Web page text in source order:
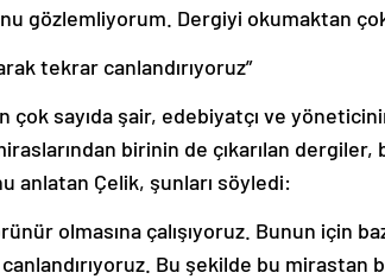
gözlemliyorum. Dergiyi okumaktan
tekrar canlandırıyoruz”
çok sayıda şair, edebiyatçı ve
birinin de çıkarılan
anlatan Çelik, şunları söyledi:
olmasına çalışıyoruz. Bunun için
canlandırıyoruz. Bu şekilde bu